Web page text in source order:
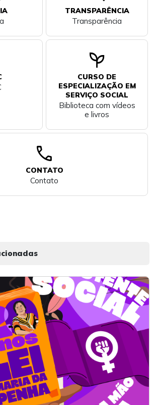
TRANSPARÊNCIA
Transparência
psychiatry
CURSO DE
ESPECIALIZAÇÃO EM
SERVIÇO SOCIAL
Biblioteca com vídeos
e livros
call
CONTATO
Contato